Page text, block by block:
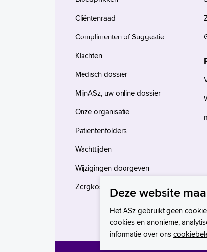
Cliëntenraad
Complimenten of Suggestie
Klachten
Medisch dossier
MijnASz, uw online dossier
Onze organisatie
Patiëntenfolders
Wachttijden
Wijzigingen doorgeven
Zorgkosten en verzekeringen
Deze website
Het ASz gebruikt geen
cookies en anonieme,
informatie over ons